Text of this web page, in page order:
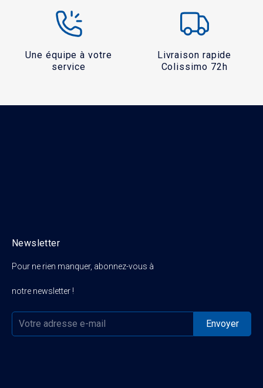
Une équipe à votre
service
Livraison rapide
Colissimo 72h
Pour ne rien manquer, abonnez-vous à
notre newsletter !
Newsletter